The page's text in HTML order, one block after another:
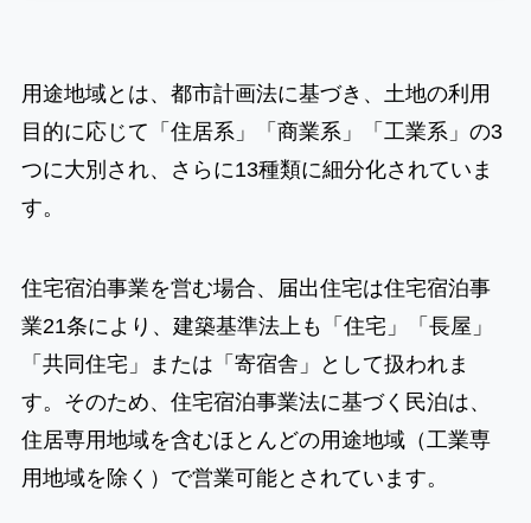
用途地域とは、都市計画法に基づき、土地の利用
目的に応じて「住居系」「商業系」「工業系」の3
つに大別され、さらに13種類に細分化されていま
す。
住宅宿泊事業を営む場合、届出住宅は住宅宿泊事
業21条により、建築基準法上も「住宅」「長屋」
「共同住宅」または「寄宿舎」として扱われま
す。そのため、住宅宿泊事業法に基づく民泊は、
住居専用地域を含むほとんどの用途地域（工業専
用地域を除く）で営業可能とされています。